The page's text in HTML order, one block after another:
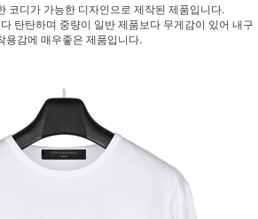
코디가 가능한 디자인으로 제작된 제품입니다.
탄탄하며 중량이 일반 제품보다 무게감이 있어 내구
용감에 매우좋은 제품입니다.